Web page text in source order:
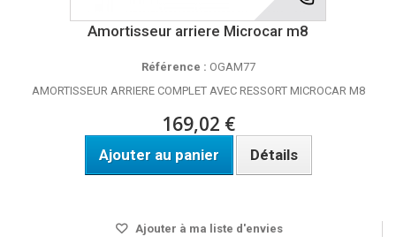
Amortisseur arriere Microcar m8
Référence : OGAM77
AMORTISSEUR ARRIERE COMPLET AVEC RESSORT MICROCAR M8
169,02 €
Ajouter au panier Détails
Ajouter à ma liste d'envies